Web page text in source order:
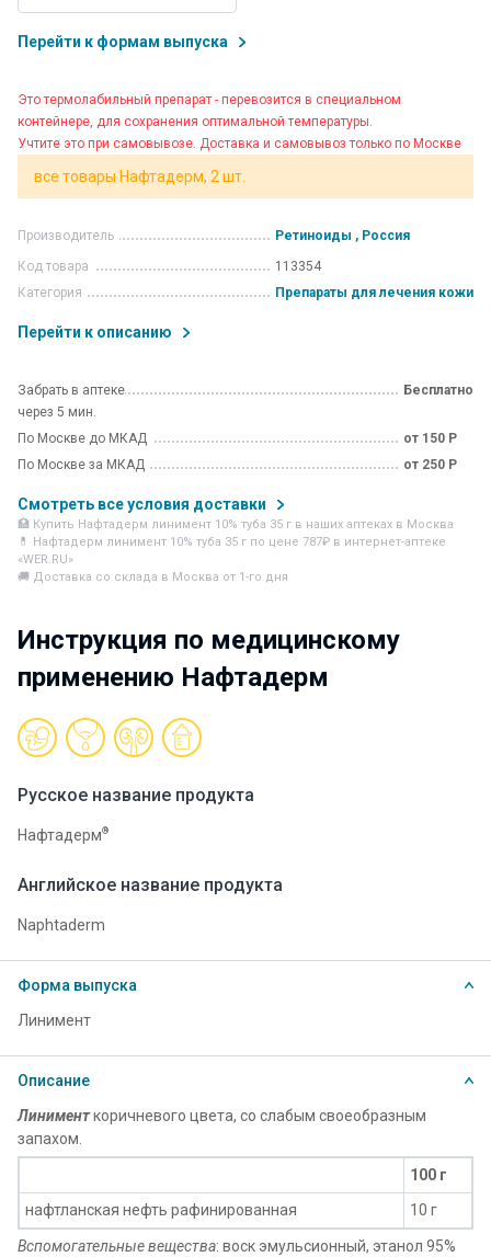
Перейти к формам выпуска
Это термолабильный препарат - перевозится в специальном
контейнере, для сохранения оптимальной температуры.
Учтите это при самовывозе. Доставка и самовывоз только по Москве
все товары Нафтадерм, 2 шт.
Производитель
Ретиноиды , Россия
Код товара
113354
Категория
Препараты для лечения кожи
Перейти к описанию
Забрать в аптеке
через 5 мин.
Бесплатно
По Москве до МКАД
от 150 Р
По Москве за МКАД
от 250 Р
Смотреть все условия доставки
🏥 Купить Нафтадерм линимент 10% туба 35 г в наших аптеках в Москва
💊 Нафтадерм линимент 10% туба 35 г по цене 787₽ в интернет-аптеке
«WER.RU»
🚚 Доставка со склада в Москва от 1-го дня
Инструкция по медицинскому
применению Нафтадерм
Русское название продукта
Нафтадерм®
Английское название продукта
Naphtaderm
Форма выпуска
Линимент
Описание
Линименткоричневого цвета, со слабым своеобразным
запахом.
100 г
нафтланская нефть рафинированная
10 г
Вспомогательные вещества: воск эмульсионный, этанол 95%